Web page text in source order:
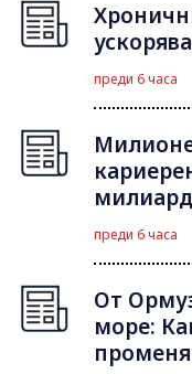
преди 6 часа
преди 6 часа
От
море: